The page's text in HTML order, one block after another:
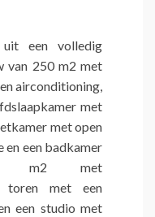
een volledig
van 250 m2 met
airconditioning,
met
met open
en een badkamer
m2 met
toren met een
een studio met